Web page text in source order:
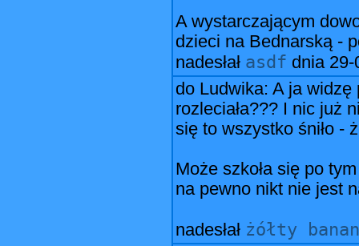
A wystarczającym
dzieci na Bednarską -
nadesłał asdf dnia 29-
do Ludwika: A ja widzę
rozleciała??? I nic już
się to wszystko śniło -
Może szkoła się po
na pewno nikt nie jest
nadesłał żółty banan